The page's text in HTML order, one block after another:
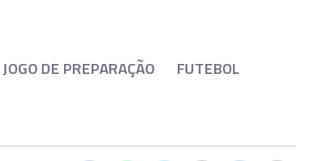
JOGO DE PREPARAÇÃO
FUTEBOL